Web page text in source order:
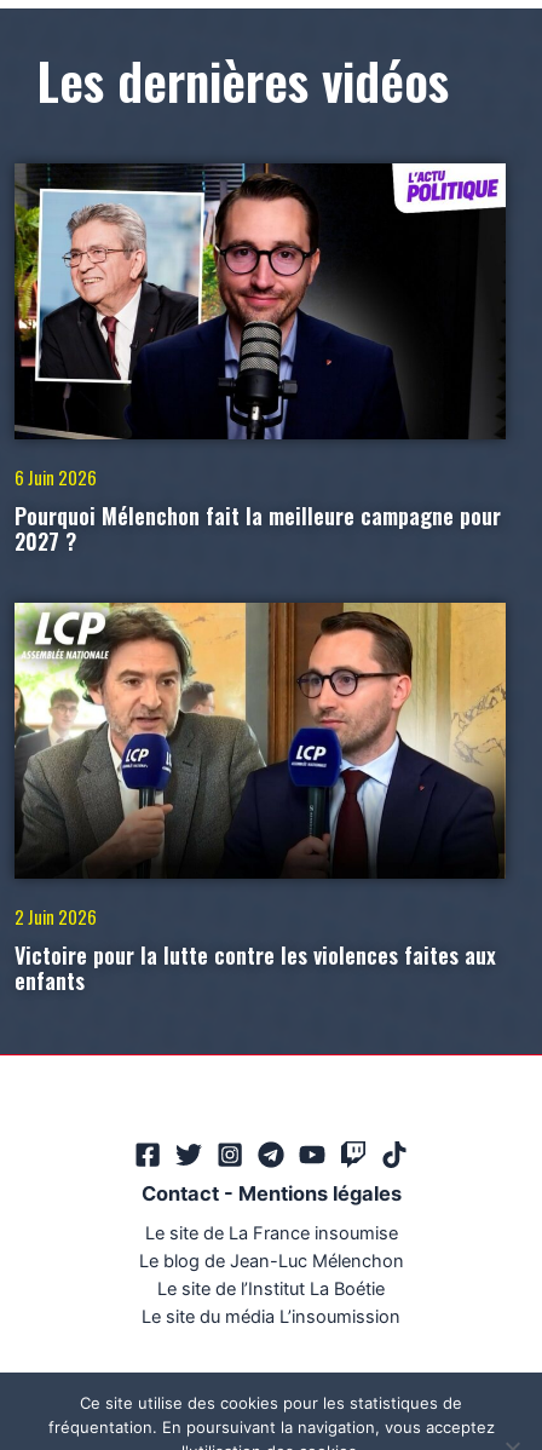
Les dernières vidéos
6 Juin 2026
Pourquoi Mélenchon fait la meilleure campagne pour
2027 ?
2 Juin 2026
Victoire pour la lutte contre les violences faites aux
enfants
Contact- Mentions légales
Le site de La France insoumise
Le blog de Jean-Luc Mélenchon
Le site de l’Institut La Boétie
Le site du média L’insoumission
Ce site utilise des cookies pour les statistiques de
fréquentation. En poursuivant la navigation, vous acceptez